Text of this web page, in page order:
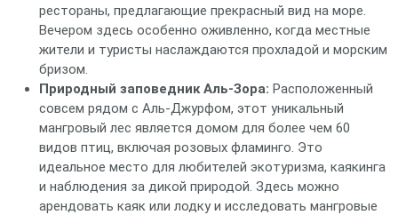
рестораны, предлагающие прекрасный вид на море.
Вечером здесь особенно оживленно, когда местные
жители и туристы наслаждаются прохладой и морским
бризом.
Природный заповедник Аль-Зора: Расположенный
совсем рядом с Аль-Джурфом, этот уникальный
мангровый лес является домом для более чем 60
видов птиц, включая розовых фламинго. Это
идеальное место для любителей экотуризма, каякинга
и наблюдения за дикой природой. Здесь можно
арендовать каяк или лодку и исследовать мангровые